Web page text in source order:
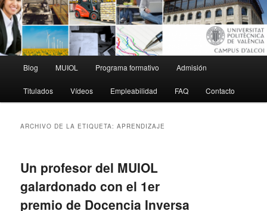
principal
Blog MUIOL Programa formativo Admisión
Titulados Vídeos Empleabilidad FAQ Contacto
ARCHIVO DE LA ETIQUETA:APRENDIZAJE
Un profesor del MUIOL
galardonado con el 1er
premio de Docencia Inversa